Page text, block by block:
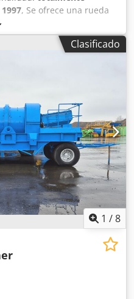
1997, Se ofrece una rueda
Fiebig. Modelo: E80 FS,
80 m³/h, Mezcla: 300
4 kW,
m, Diámetro de la rueda:
14, Ancho de rueda: 700
Clasificado
1 /8